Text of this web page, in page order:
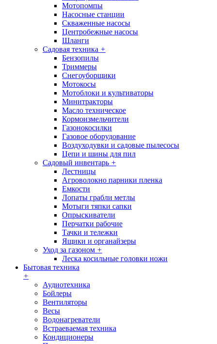
Мотопомпы
Насосные станции
Скваженные насосы
Центробежные насосы
Шланги
Садовая техника +
Бензопилы
Триммеры
Снегоуборщики
Мотокосы
Мотоблоки и культиваторы
Минитракторы
Масло техническое
Кормоизмельчители
Газонокосилки
Газовое оборудование
Воздуходувки и садовые пылесосы
Цепи и шины для пил
Садовый инвентарь +
Лестницы
Агроволокно парники пленка
Емкости
Лопаты грабли метлы
Мотыги тяпки сапки
Опрыскиватели
Перчатки рабочие
Тачки и тележки
Ящики и органайзеры
Уход за газоном +
Леска косильные головки ножи
Бытовая техника
+
Аудиотехника
Бойлеры
Вентиляторы
Весы
Водонагреватели
Встраеваемая техника
Кондиционеры